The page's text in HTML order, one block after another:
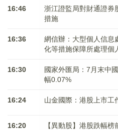
16:46
浙江證監局對財通證券
措施
16:36
網信辦：大型個人信息
化等措施保障所處理個
16:30
國家外匯局：7月末中
幅0.07%
16:24 山金國際：港股上市工
16:20
【異動股】港股跌幅